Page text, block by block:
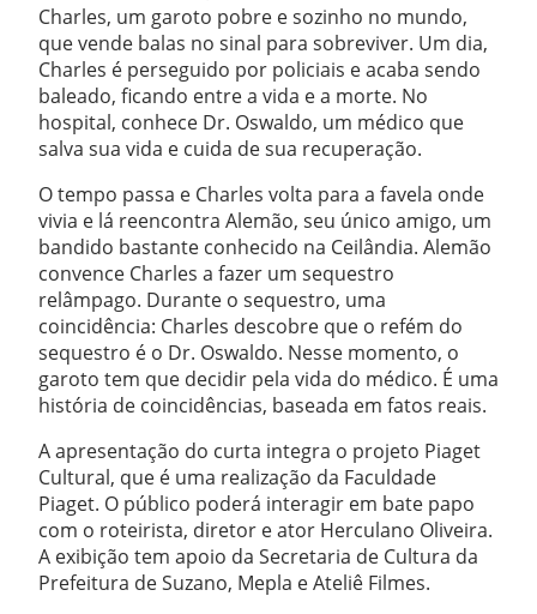
Charles, um garoto pobre e sozinho no mundo,
que vende balas no sinal para sobreviver. Um dia,
Charles é perseguido por policiais e acaba sendo
baleado, ficando entre a vida e a morte. No
hospital, conhece Dr. Oswaldo, um médico que
salva sua vida e cuida de sua recuperação.
O tempo passa e Charles volta para a favela onde
vivia e lá reencontra Alemão, seu único amigo, um
bandido bastante conhecido na Ceilândia. Alemão
convence Charles a fazer um sequestro
relâmpago. Durante o sequestro, uma
coincidência: Charles descobre que o refém do
sequestro é o Dr. Oswaldo. Nesse momento, o
garoto tem que decidir pela vida do médico. É uma
história de coincidências, baseada em fatos reais.
A apresentação do curta integra o projeto Piaget
Cultural, que é uma realização da Faculdade
Piaget. O público poderá interagir em bate papo
com o roteirista, diretor e ator Herculano Oliveira.
A exibição tem apoio da Secretaria de Cultura da
Prefeitura de Suzano, Mepla e Ateliê Filmes.